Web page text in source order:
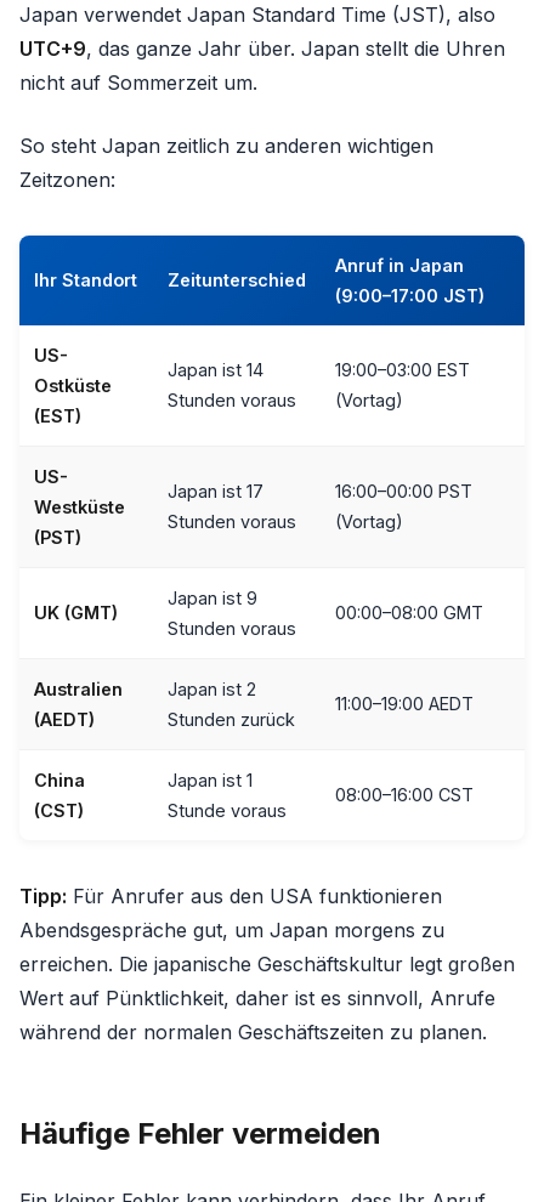
Japan verwendet Japan Standard Time (JST), also
UTC+9, das ganze Jahr über. Japan stellt die Uhren
nicht auf Sommerzeit um.
So steht Japan zeitlich zu anderen wichtigen
Zeitzonen:
Ihr Standort Zeitunterschied
Anruf in Japan
(9:00–17:00 JST)
US-
Ostküste
(EST)
Japan ist 14
Stunden voraus
19:00–03:00 EST
(Vortag)
US-
Westküste
(PST)
Japan ist 17
Stunden voraus
16:00–00:00 PST
(Vortag)
UK (GMT)
Japan ist 9
Stunden voraus
00:00–08:00 GMT
Australien
(AEDT)
Japan ist 2
Stunden zurück
11:00–19:00 AEDT
China
(CST)
Japan ist 1
Stunde voraus
08:00–16:00 CST
Tipp: Für Anrufer aus den USA funktionieren
Abendsgespräche gut, um Japan morgens zu
erreichen. Die japanische Geschäftskultur legt großen
Wert auf Pünktlichkeit, daher ist es sinnvoll, Anrufe
während der normalen Geschäftszeiten zu planen.
Häufige Fehler vermeiden